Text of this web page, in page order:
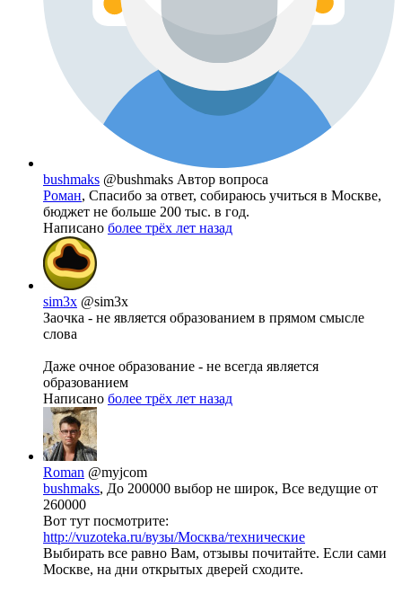
bushmaks @bushmaks Автор вопроса
Роман, Спасибо за ответ, собираюсь учиться в Москве,
бюджет не больше 200 тыс. в год.
Написано более трёх лет назад
sim3x @sim3x
Заочка - не является образованием в прямом смысле
слова
Даже очное образование - не всегда является
образованием
Написано более трёх лет назад
Roman @myjcom
bushmaks, До 200000 выбор не широк, Все ведущие от
260000
Вот тут посмотрите:
http://vuzoteka.ru/вузы/Москва/технические
Выбирать все равно Вам, отзывы почитайте. Если сами
Москве, на дни открытых дверей сходите.